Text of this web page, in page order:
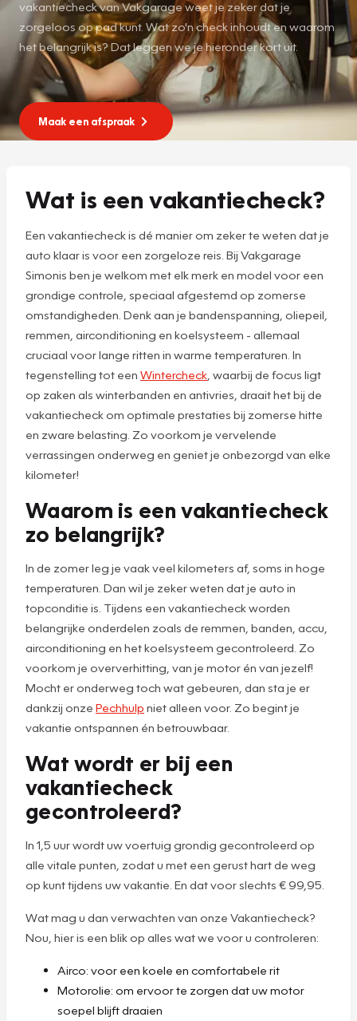
vakantiecheck van Vakgarage weet je zeker dat je
zorgeloos op pad kunt. Wat zo'n check inhoudt en waarom
het belangrijk is? Dat leggen we je hieronder kort uit.
Maak een afspraak
Wat is een vakantiecheck?
Een vakantiecheck is dé manier om zeker te weten dat je
auto klaar is voor een zorgeloze reis. Bij Vakgarage
Simonis ben je welkom met elk merk en model voor een
grondige controle, speciaal afgestemd op zomerse
omstandigheden. Denk aan je bandenspanning, oliepeil,
remmen, airconditioning en koelsysteem - allemaal
cruciaal voor lange ritten in warme temperaturen. In
tegenstelling tot een Wintercheck , waarbij de focus ligt
op zaken als winterbanden en antivries, draait het bij de
vakantiecheck om optimale prestaties bij zomerse hitte
en zware belasting. Zo voorkom je vervelende
verrassingen onderweg en geniet je onbezorgd van elke
kilometer!
Waarom is een vakantiecheck
zo belangrijk?
In de zomer leg je vaak veel kilometers af, soms in hoge
temperaturen. Dan wil je zeker weten dat je auto in
topconditie is. Tijdens een vakantiecheck worden
belangrijke onderdelen zoals de remmen, banden, accu,
airconditioning en het koelsysteem gecontroleerd. Zo
voorkom je oververhitting, van je motor én van jezelf!
Mocht er onderweg toch wat gebeuren, dan sta je er
dankzij onze Pechhulp niet alleen voor. Zo begint je
vakantie ontspannen én betrouwbaar.
Wat wordt er bij een
vakantiecheck
gecontroleerd?
In 1,5 uur wordt uw voertuig grondig gecontroleerd op
alle vitale punten, zodat u met een gerust hart de weg
op kunt tijdens uw vakantie. En dat voor slechts € 99,95.
Wat mag u dan verwachten van onze Vakantiecheck?
Nou, hier is een blik op alles wat we voor u controleren:
Airco: voor een koele en comfortabele rit
Motorolie: om ervoor te zorgen dat uw motor
soepel blijft draaien